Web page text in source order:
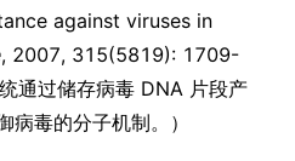
against viruses in
, 2007, 315(5819): 1709-
通过储存病毒 DNA 片段产
毒的分子机制。）